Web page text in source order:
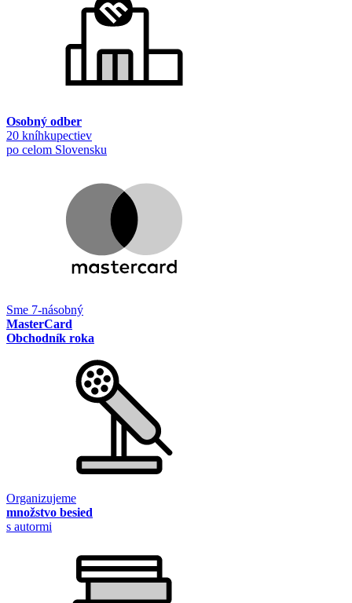
Osobný odber
20 kníhkupectiev
po celom Slovensku
Sme 7-násobný
MasterCard
Obchodník roka
Organizujeme
množstvo besied
s autormi